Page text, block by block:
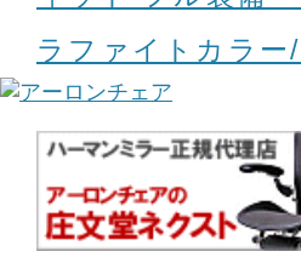
ラファイトカラー